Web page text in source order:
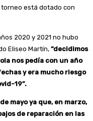
torneo está dotado con
2020 y 2021 no hubo
Eliseo Martín, “decidimos
nos pedía con un año
y era mucho riesgo
19”.
mayo ya que, en marzo,
de reparación en las